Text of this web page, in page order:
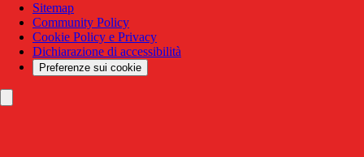
Sitemap
Community Policy
Cookie Policy e Privacy
Dichiarazione di accessibilità
Preferenze sui cookie